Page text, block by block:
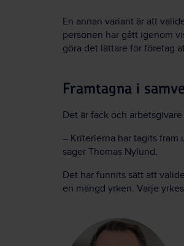
En annan variant är att
personen har gått igenom
göra det lättare för företag
Framtagna i
Det är fack och
– Kriterierna har tagits fram
säger Thomas Nylund.
Det har funnits sätt att
en mängd yrken. Varje